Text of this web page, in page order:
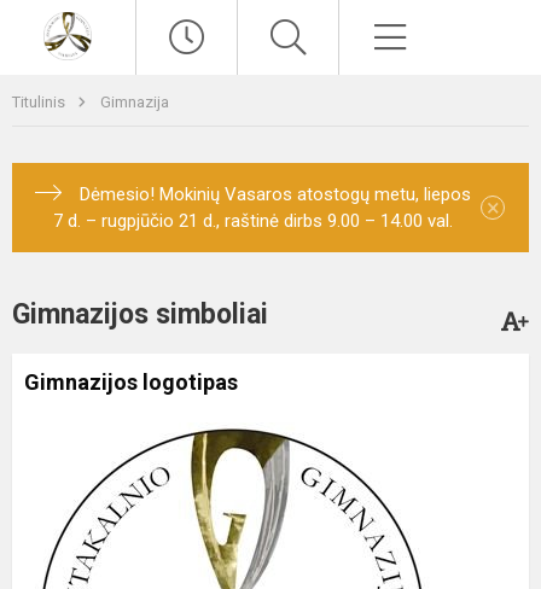
Titulinis Gimnazija
Dėmesio! Mokinių Vasaros atostogų metu, liepos
7 d. – rugpjūčio 21 d., raštinė dirbs 9.00 – 14.00 val.
×
Gimnazijos simboliai
Gimnazijos logotipas